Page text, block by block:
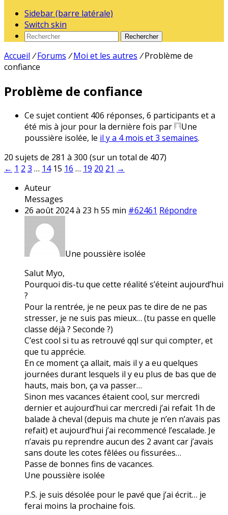
Sidebar (barre latérale)
Switch skin
Rechercher
Accueil / Forums / Moi et les autres / Problème de
confiance
Problème de confiance
Ce sujet contient 406 réponses, 6 participants et a
été mis à jour pour la dernière fois par
Une
poussière isolée, le il y a 4 mois et 3 semaines.
20 sujets de 281 à 300 (sur un total de 407)
← 1 2 3 … 14 15 16 … 19 20 21 →
Auteur
Messages
26 août 2024 à 23 h 55 min #62461 Répondre
Une poussière isolée
Salut Myo,
Pourquoi dis-tu que cette réalité s’éteint aujourd’hui
?
Pour la rentrée, je ne peux pas te dire de ne pas
stresser, je ne suis pas mieux… (tu passe en quelle
classe déjà ? Seconde ?)
C’est cool si tu as retrouvé qql sur qui compter, et
que tu apprécie.
En ce moment ça allait, mais il y a eu quelques
journées durant lesquels il y eu plus de bas que de
hauts, mais bon, ça va passer…
Sinon mes vacances étaient cool, sur mercredi
dernier et aujourd’hui car mercredi j’ai refait 1h de
balade à cheval (depuis ma chute je n’en n’avais pas
refait) et aujourd’hui j’ai recommencé l’escalade. Je
n’avais pu reprendre aucun des 2 avant car j’avais
sans doute les cotes fêlées ou fissurées…
Passe de bonnes fins de vacances.
Une poussière isolée
P.S. je suis désolée pour le pavé que j’ai écrit… je
ferai moins la prochaine fois.